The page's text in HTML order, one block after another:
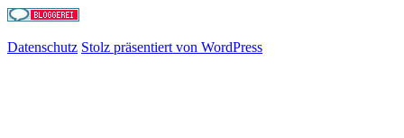
Datenschutz Stolz präsentiert von WordPress